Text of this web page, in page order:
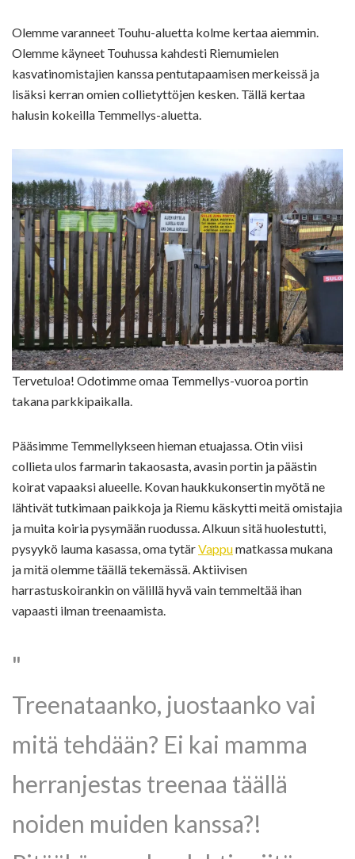
Olemme varanneet Touhu-aluetta kolme kertaa aiemmin.
Olemme käyneet Touhussa kahdesti Riemumielen
kasvatinomistajien kanssa pentutapaamisen merkeissä ja
lisäksi kerran omien collietyttöjen kesken. Tällä kertaa
halusin kokeilla Temmellys-aluetta.
Tervetuloa! Odotimme omaa Temmellys-vuoroa portin
takana parkkipaikalla.
Pääsimme Temmellykseen hieman etuajassa. Otin viisi
collieta ulos farmarin takaosasta, avasin portin ja päästin
koirat vapaaksi alueelle. Kovan haukkukonsertin myötä ne
lähtivät tutkimaan paikkoja ja Riemu käskytti meitä omistajia
ja muita koiria pysymään ruodussa. Alkuun sitä huolestutti,
pysyykö lauma kasassa, oma tytärVappumatkassa mukana
ja mitä olemme täällä tekemässä. Aktiivisen
harrastuskoirankin on välillä hyvä vain temmeltää ihan
vapaasti ilman treenaamista.
Treenataanko, juostaanko vai
mitä tehdään? Ei kai mamma
herranjestas treenaa täällä
noiden muiden kanssa?!